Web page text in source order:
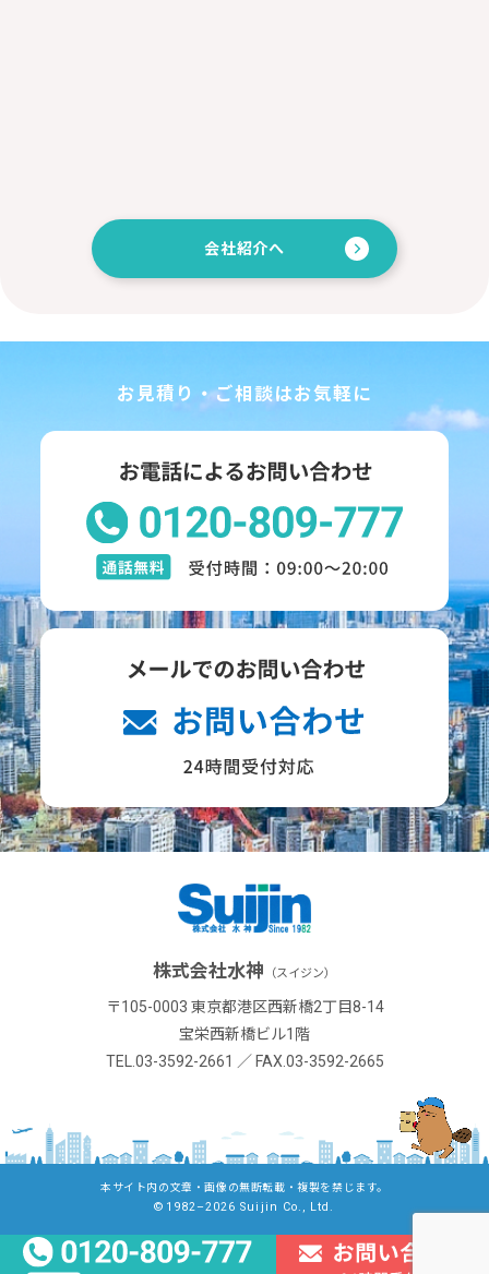
会社紹介へ
お見積り・ご相談はお気軽に
株式会社水神 （スイジン）
〒105-0003 東京都港区西新橋2丁目8-14
宝栄西新橋ビル1階
TEL.03-3592-2661 ／ FAX.03-3592-2665
本サイト内の文章・画像の無断転載・複製を禁じます。
©1982–2026 Suijin Co., Ltd.